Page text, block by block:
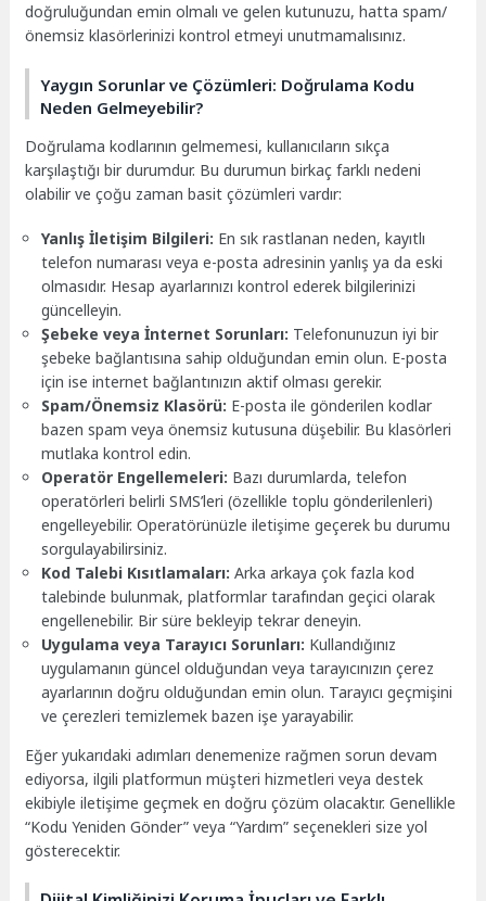
doğruluğundan emin olmalı ve gelen kutunuzu, hatta spam/
önemsiz klasörlerinizi kontrol etmeyi unutmamalısınız.
Yaygın Sorunlar ve Çözümleri: Doğrulama Kodu
Neden Gelmeyebilir?
Doğrulama kodlarının gelmemesi, kullanıcıların sıkça
karşılaştığı bir durumdur. Bu durumun birkaç farklı nedeni
olabilir ve çoğu zaman basit çözümleri vardır:
Yanlış İletişim Bilgileri: En sık rastlanan neden, kayıtlı
telefon numarası veya e-posta adresinin yanlış ya da eski
olmasıdır. Hesap ayarlarınızı kontrol ederek bilgilerinizi
güncelleyin.
Şebeke veya İnternet Sorunları: Telefonunuzun iyi bir
şebeke bağlantısına sahip olduğundan emin olun. E-posta
için ise internet bağlantınızın aktif olması gerekir.
Spam/Önemsiz Klasörü: E-posta ile gönderilen kodlar
bazen spam veya önemsiz kutusuna düşebilir. Bu klasörleri
mutlaka kontrol edin.
Operatör Engellemeleri: Bazı durumlarda, telefon
operatörleri belirli SMS’leri (özellikle toplu gönderilenleri)
engelleyebilir. Operatörünüzle iletişime geçerek bu durumu
sorgulayabilirsiniz.
Kod Talebi Kısıtlamaları: Arka arkaya çok fazla kod
talebinde bulunmak, platformlar tarafından geçici olarak
engellenebilir. Bir süre bekleyip tekrar deneyin.
Uygulama veya Tarayıcı Sorunları: Kullandığınız
uygulamanın güncel olduğundan veya tarayıcınızın çerez
ayarlarının doğru olduğundan emin olun. Tarayıcı geçmişini
ve çerezleri temizlemek bazen işe yarayabilir.
Eğer yukarıdaki adımları denemenize rağmen sorun devam
ediyorsa, ilgili platformun müşteri hizmetleri veya destek
ekibiyle iletişime geçmek en doğru çözüm olacaktır. Genellikle
“Kodu Yeniden Gönder” veya “Yardım” seçenekleri size yol
gösterecektir.